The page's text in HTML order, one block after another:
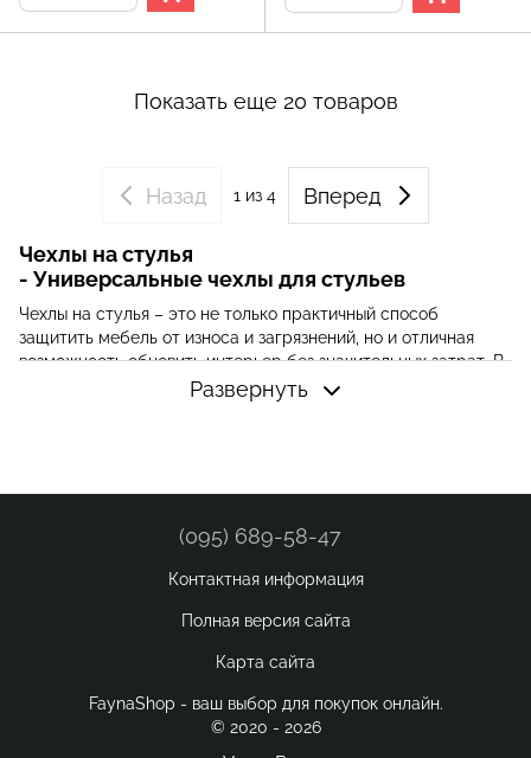
Показать еще 20 товаров
Назад 1 из 4 Вперед
Чехлы на стулья
- Универсальные чехлы для стульев
Чехлы на стулья – это не только практичный способ
защитить мебель от износа и загрязнений, но и отличная
возможность обновить интерьер без значительных затрат. В
интернет-магазине Faynashop вы найдете широкий
пятен и механических повреждений, продлевая срок
службы вашей мебели.
Обновление интерьера: С помощью чехлов можно легко
текстуры, соответствующие вашему настроению или
и стираются, что обеспечивает простоту в уходе и
поддержании чистоты.
Развернуть
(095) 689-58-47
Контактная информация
Полная версия сайта
Карта сайта
FaynaShop - ваш выбор для покупок онлайн.
© 2020 - 2026